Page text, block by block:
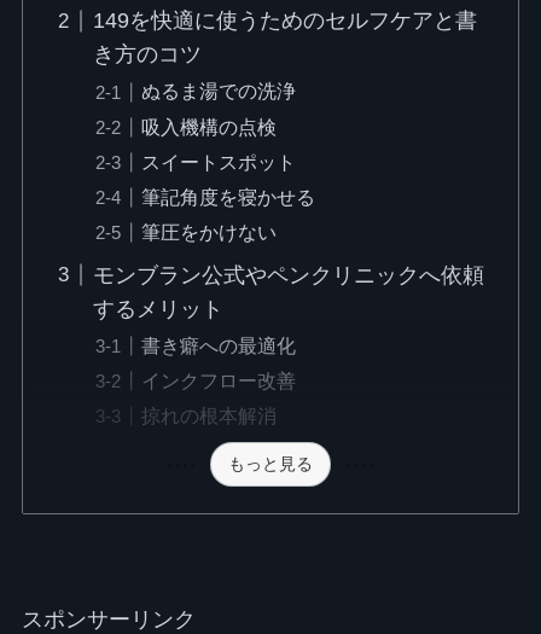
149を快適に使うためのセルフケアと書
き方のコツ
ぬるま湯での洗浄
吸入機構の点検
スイートスポット
筆記角度を寝かせる
筆圧をかけない
モンブラン公式やペンクリニックへ依頼
するメリット
書き癖への最適化
インクフロー改善
掠れの根本解消
もっと見る
スポンサーリンク